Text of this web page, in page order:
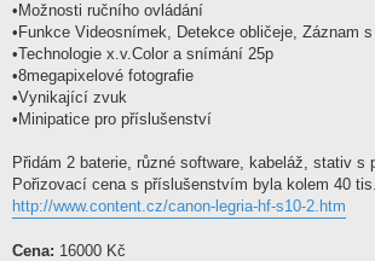
•Možnosti ručního ovládání
•Funkce Videosnímek, Detekce obličeje, Záznam
•Technologie x.v.Color a snímání 25p
•8megapixelové fotografie
•Vynikající zvuk
•Minipatice pro příslušenství
Přidám 2 baterie, různé software, kabeláž, stativ s
Pořizovací cena s příslušenstvím byla kolem 40
http://www.content.cz/canon-legria-hf-s10-2.htm
Cena: 16000 Kč